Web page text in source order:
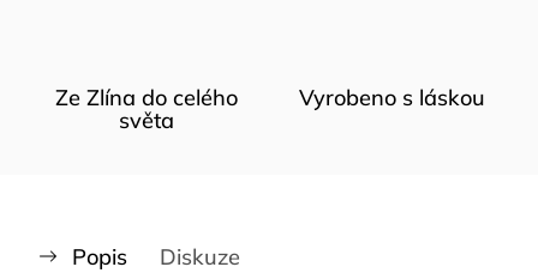
Ze Zlína do celého
světa
Vyrobeno s láskou
Popis Diskuze